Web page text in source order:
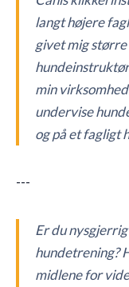
langt højere
givet mig større
min
undervise
og på et fagligt
---
Er du
hundetrening?
midlene for